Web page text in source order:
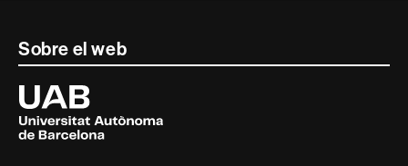
Contacte
informació
legal
Sobre el web
Universitat
Autònoma
de
Barcelona